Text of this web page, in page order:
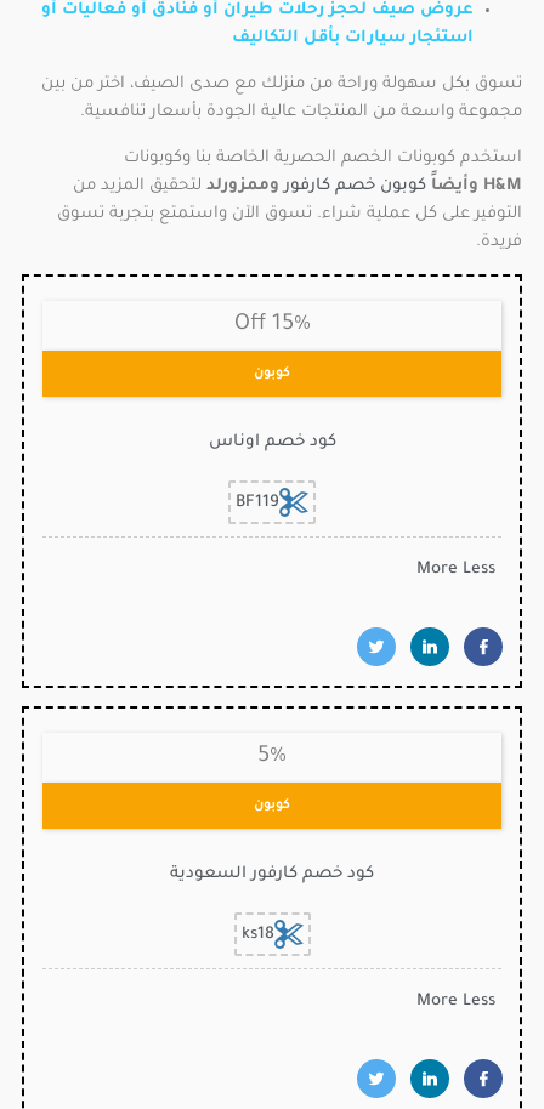
عروض صيف لحجز رحلات طيران أو فنادق أو فعاليات أو
استئجار سيارات بأقل التكاليف
تسوق بكل سهولة وراحة من منزلك مع صدى الصيف، اختر من بين
مجموعة واسعة من المنتجات عالية الجودة بأسعار تنافسية.
استخدم كوبونات الخصم الحصرية الخاصة بنا وكوبونات
H&M وأيضاً
كوبون خصم كارفوروممزورلد لتحقيق المزيد من
التوفير على كل عملية شراء. تسوق الآن واستمتع بتجربة تسوق
فريدة.
15% Off
كوبون
كود خصم اوناس
BF119
More Less
5%
كوبون
كود خصم كارفور السعودية
ks18
More Less